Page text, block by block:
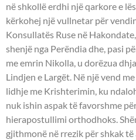
në shkollë erdhi një qarkore e
kërkohej një vullnetar për
Konsullatës Ruse në
shenjë nga Perëndia dhe, pasi
me emrin Nikolla, u dorëzua
Lindjen e Largët. Në një vend
lidhje me Krishterimin, ku
nuk ishin aspak të favorshme
hierapostullimi orthodhoks.
gjithmonë në rrezik për shkak